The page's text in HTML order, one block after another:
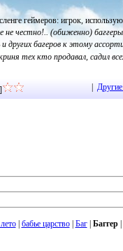
геймеров: игрок,
честно!.. (обиженно)
других багеров к этому
тех кто продавал, садил
| бабье царство| Баг| Баггер|